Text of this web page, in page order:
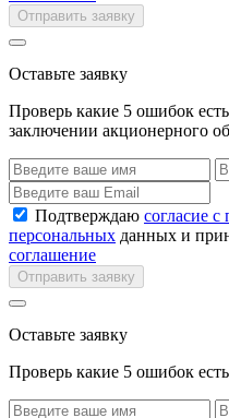
Отправить заявку
Оставьте заявку
Проверь какие 5 ошибок
заключении акционерного
Подтверждаю согласие
персональных данных и
соглашение
Отправить заявку
Оставьте заявку
Проверь какие 5 ошибок